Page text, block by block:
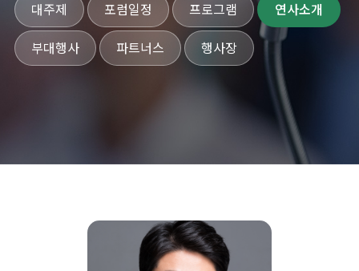
대주제 포럼일정 프로그램
연사소개
부대행사
파트너스 행사장